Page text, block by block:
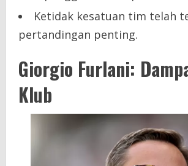
Ketidak kesatuan tim telah
pertandingan penting.
Giorgio Furlani:
Klub